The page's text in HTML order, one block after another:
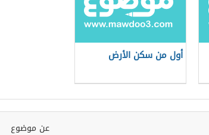
أول من سكن الأرض
عن موضوع